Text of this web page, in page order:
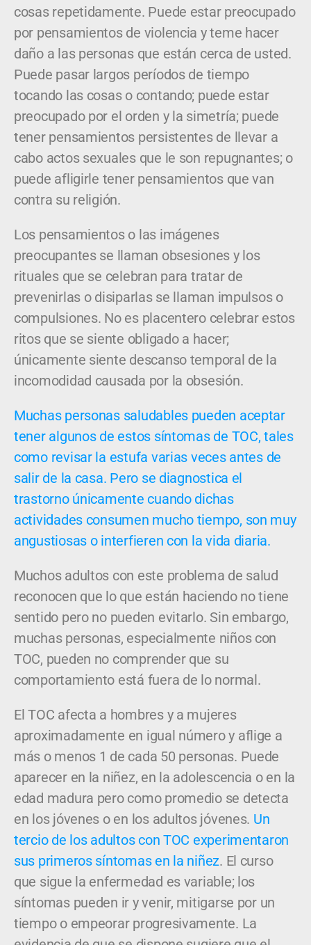
cosas repetidamente. Puede estar preocupado
por pensamientos de violencia y teme hacer
daño a las personas que están cerca de usted.
Puede pasar largos períodos de tiempo
tocando las cosas o contando; puede estar
preocupado por el orden y la simetría; puede
tener pensamientos persistentes de llevar a
cabo actos sexuales que le son repugnantes; o
puede afligirle tener pensamientos que van
contra su religión.
Los pensamientos o las imágenes
preocupantes se llaman obsesiones y los
rituales que se celebran para tratar de
prevenirlas o disiparlas se llaman impulsos o
compulsiones. No es placentero celebrar estos
ritos que se siente obligado a hacer;
únicamente siente descanso temporal de la
incomodidad causada por la obsesión.
Muchas personas saludables pueden aceptar
tener algunos de estos síntomas de TOC, tales
como revisar la estufa varias veces antes de
salir de la casa. Pero se diagnostica el
trastorno únicamente cuando dichas
actividades consumen mucho tiempo, son muy
angustiosas o interfieren con la vida diaria.
Muchos adultos con este problema de salud
reconocen que lo que están haciendo no tiene
sentido pero no pueden evitarlo. Sin embargo,
muchas personas, especialmente niños con
TOC, pueden no comprender que su
comportamiento está fuera de lo normal.
El TOC afecta a hombres y a mujeres
aproximadamente en igual número y aflige a
más o menos 1 de cada 50 personas. Puede
aparecer en la niñez, en la adolescencia o en la
edad madura pero como promedio se detecta
en los jóvenes o en los adultos jóvenes. Un
tercio de los adultos con TOC experimentaron
sus primeros síntomas en la niñez. El curso
que sigue la enfermedad es variable; los
síntomas pueden ir y venir, mitigarse por un
tiempo o empeorar progresivamente. La